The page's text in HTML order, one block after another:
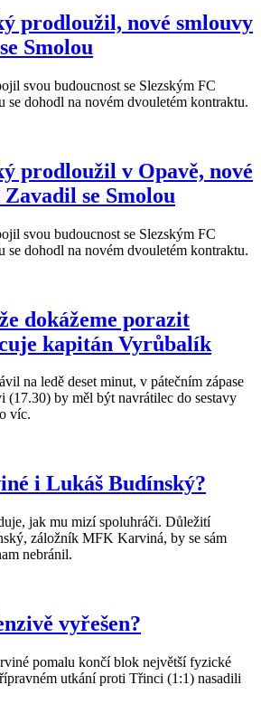
prodloužil, nové smlouvy
Smolou
svou budoucnost se Slezským FC
se dohodl na novém dvouletém kontraktu.
prodloužil v Opavě, nové
se Smolou
svou budoucnost se Slezským FC
se dohodl na novém dvouletém kontraktu.
dokážeme porazit
kapitán Vyrůbalík
na ledě deset minut, v pátečním zápase
(17.30) by měl být navrátilec do sestavy
víc.
i Lukáš Budínský?
jak mu mizí spoluhráči. Důležití
záložník MFK Karviná, by se sám
nebránil.
vyřešen?
pomalu končí blok největší fyzické
utkání proti Třinci (1:1) nasadili